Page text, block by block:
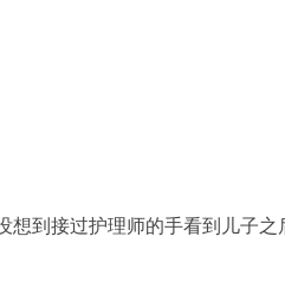
到接过护理师的手看到儿子之